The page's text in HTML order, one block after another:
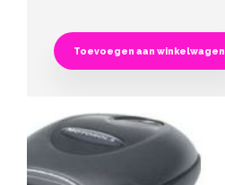
Toevoegen aan winkelwagen